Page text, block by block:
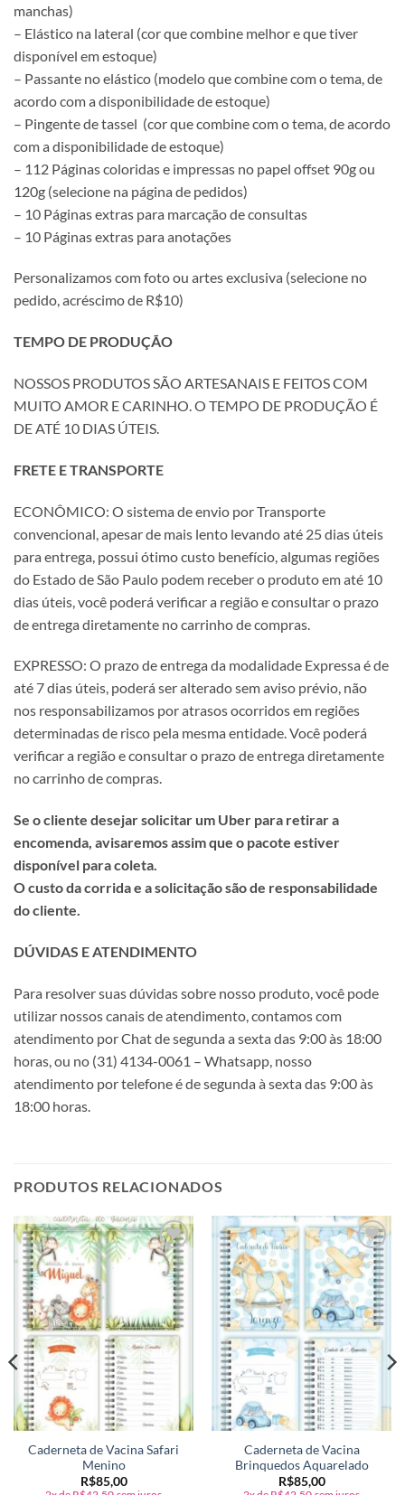
manchas)
– Elástico na lateral (cor que combine melhor e que tiver
disponível em estoque)
– Passante no elástico (modelo que combine com o tema, de
acordo com a disponibilidade de estoque)
– Pingente de tassel (cor que combine com o tema, de acordo
com a disponibilidade de estoque)
– 112 Páginas coloridas e impressas no papel offset 90g ou
120g (selecione na página de pedidos)
– 10 Páginas extras para marcação de consultas
– 10 Páginas extras para anotações
Personalizamos com foto ou artes exclusiva (selecione no
pedido, acréscimo de R$10)
TEMPO DE PRODUÇÃO
NOSSOS PRODUTOS SÃO ARTESANAIS E FEITOS COM
MUITO AMOR E CARINHO. O TEMPO DE PRODUÇÃO É
DE ATÉ 10 DIAS ÚTEIS.
FRETE E TRANSPORTE
ECONÔMICO: O sistema de envio por Transporte
convencional, apesar de mais lento levando até 25 dias úteis
para entrega, possui ótimo custo benefício, algumas regiões
do Estado de São Paulo podem receber o produto em até 10
dias úteis, você poderá verificar a região e consultar o prazo
de entrega diretamente no carrinho de compras.
EXPRESSO: O prazo de entrega da modalidade Expressa é de
até 7 dias úteis, poderá ser alterado sem aviso prévio, não
nos responsabilizamos por atrasos ocorridos em regiões
determinadas de risco pela mesma entidade. Você poderá
verificar a região e consultar o prazo de entrega diretamente
no carrinho de compras.
Se o cliente desejar solicitar um Uber para retirar a
encomenda, avisaremos assim que o pacote estiver
disponível para coleta.
O custo da corrida e a solicitação são de responsabilidade
do cliente.
DÚVIDAS E ATENDIMENTO
Para resolver suas dúvidas sobre nosso produto, você pode
utilizar nossos canais de atendimento, contamos com
atendimento por Chat de segunda a sexta das 9:00 às 18:00
horas, ou no (31) 4134-0061 – Whatsapp, nosso
atendimento por telefone é de segunda à sexta das 9:00 às
18:00 horas.
PRODUTOS RELACIONADOS
Adicionar
a lista de
desejos
Caderneta de Vacina Safari
Menino
R$85,00
Adicionar
a lista de
desejos
Caderneta de Vacina
Brinquedos Aquarelado
R$85,00